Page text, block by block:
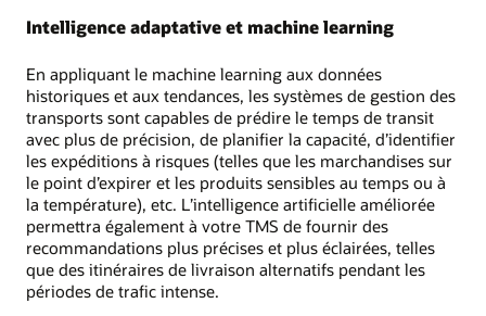
Intelligence adaptative et machine learning
En appliquant le machine learning aux données
historiques et aux tendances, les systèmes de gestion des
transports sont capables de prédire le temps de transit
avec plus de précision, de planifier la capacité, d’identifier
les expéditions à risques (telles que les marchandises sur
le point d’expirer et les produits sensibles au temps ou à
la température), etc. L’intelligence artificielle améliorée
permettra également à votre TMS de fournir des
recommandations plus précises et plus éclairées, telles
que des itinéraires de livraison alternatifs pendant les
périodes de trafic intense.